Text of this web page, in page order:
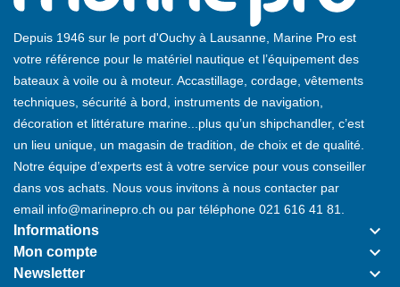
Depuis 1946 sur le port d'Ouchy à Lausanne, Marine Pro est
votre référence pour le matériel nautique et l’équipement des
bateaux à voile ou à moteur. Accastillage, cordage, vêtements
techniques, sécurité à bord, instruments de navigation,
décoration et littérature marine...plus qu’un shipchandler, c’est
un lieu unique, un magasin de tradition, de choix et de qualité.
Notre équipe d’experts est à votre service pour vous conseiller
dans vos achats. Nous vous invitons à nous contacter par
email info@marinepro.ch ou par téléphone 021 616 41 81
Informations keyboard_arrow_down
Mon compte keyboard_arrow_down
Newsletter keyboard_arrow_down